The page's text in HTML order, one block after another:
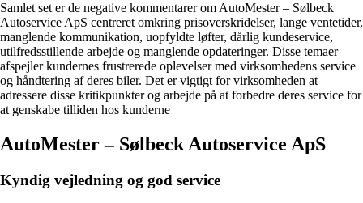
Samlet set er de negative kommentarer om AutoMester – Sølbeck
Autoservice ApS centreret omkring prisoverskridelser, lange ventetider,
manglende kommunikation, uopfyldte løfter, dårlig kundeservice,
utilfredsstillende arbejde og manglende opdateringer. Disse temaer
afspejler kundernes frustrerede oplevelser med virksomhedens service
og håndtering af deres biler. Det er vigtigt for virksomheden at
adressere disse kritikpunkter og arbejde på at forbedre deres service for
at genskabe tilliden hos kunderne
AutoMester – Sølbeck Autoservice ApS
Kyndig vejledning og god service